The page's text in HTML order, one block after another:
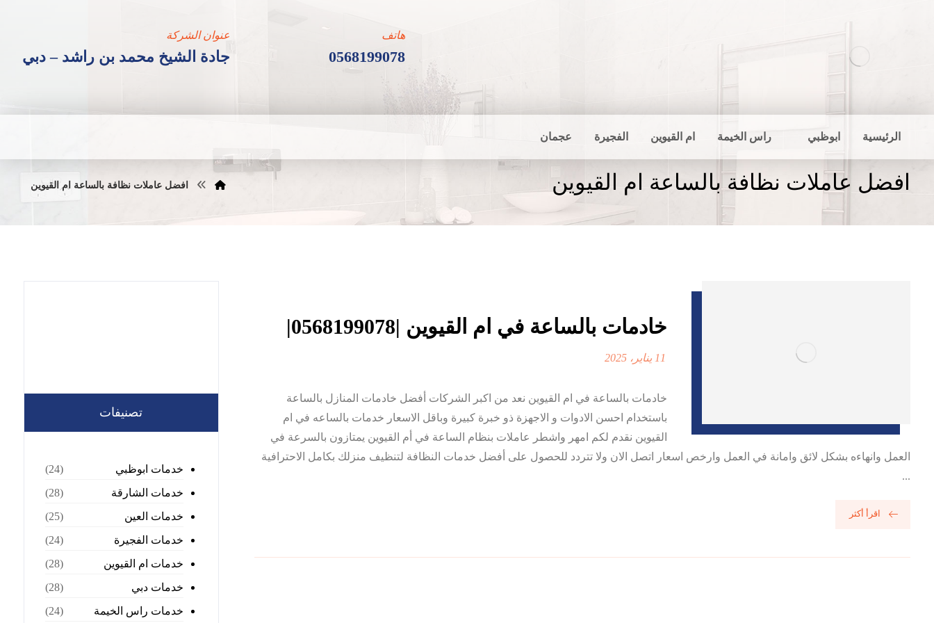
عنوان الشركة
جادة الشيخ محمد بن راشد – دبي
هاتف
0568199078
الرئيسية ابوظبي راس الخيمة ام القيوين الفجيرة عجمان
افضل عاملات نظافة بالساعة ام القيوين افضل عاملات نظافة بالساعة ام القيوين
خادمات بالساعة في ام القيوين |0568199078|
11 يناير، 2025
خادمات بالساعة في ام القيوين نعد من اكبر الشركات أفضل خادمات المنازل بالساعة
باستخدام احسن الادوات و الاجهزة ذو خبرة كبيرة وباقل الاسعار خدمات بالساعه في ام
القيوين نقدم لكم امهر واشطر عاملات بنظام الساعة في أم القيوين يمتازون بالسرعة في
العمل وانهاءه بشكل لائق وامانة في العمل وارخص اسعار اتصل الان ولا تتردد للحصول على أفضل خدمات النظافة لتنظيف منزلك بكامل الاحترافية
...
اقرأ أكثر
تصنيفات
خدمات ابوظبي
(24)
خدمات الشارقة
(28)
خدمات العين
(25)
خدمات الفجيرة
(24)
خدمات ام القيوين
(28)
خدمات دبي
(28)
خدمات راس الخيمة
(24)